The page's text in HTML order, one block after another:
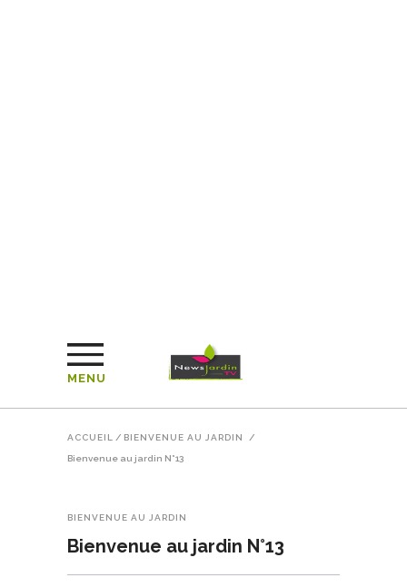
MENU
ACCUEIL / BIENVENUE AU JARDIN /
Bienvenue au jardin N°13
BIENVENUE AU JARDIN
Bienvenue au jardin N°13